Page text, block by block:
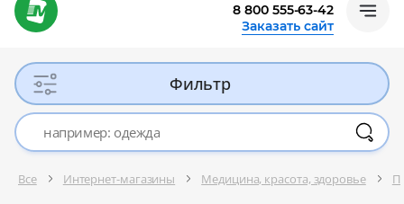
8 800 555-63-42
Заказать сайт
Фильтр
Все Интернет-магазины Медицина, красота, здоровье